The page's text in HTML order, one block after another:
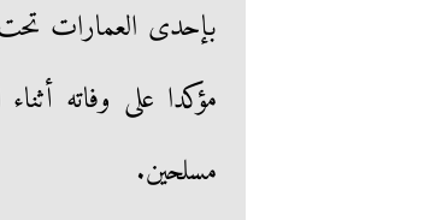
بإحدى العمارات تحت
مؤكدا على وفاته
مسلحين.